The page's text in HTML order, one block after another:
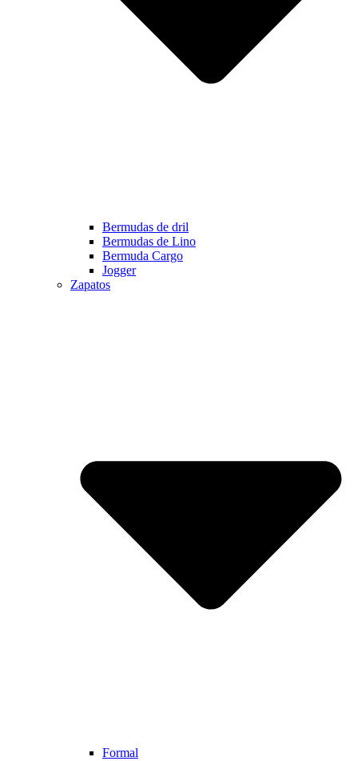
Bermudas de dril
Bermudas de Lino
Bermuda Cargo
Jogger
Zapatos
Formal